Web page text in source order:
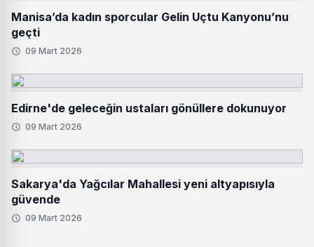
Manisa’da kadın sporcular Gelin Uçtu Kanyonu’nu
geçti
09 Mart 2026
Edirne'de geleceğin ustaları gönüllere dokunuyor
09 Mart 2026
Sakarya'da Yağcılar Mahallesi yeni altyapısıyla
güvende
09 Mart 2026